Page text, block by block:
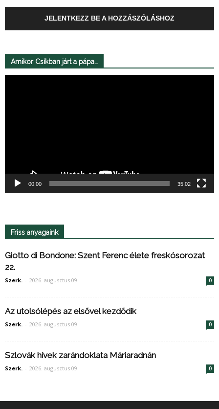
JELENTKEZZ BE A HOZZÁSZÓLÁSHOZ
Amikor Csíkban járt a pápa…
00:00 35:02
Friss anyagaink
Giotto di Bondone: Szent Ferenc élete freskósorozat
22.
Szerk. - 2026. augusztus 09. 0
Az utolsólépés az elsővel kezdődik
Szerk. - 2026. augusztus 09. 0
Szlovák hívek zarándoklata Máriaradnán
Szerk. - 2026. augusztus 09. 0